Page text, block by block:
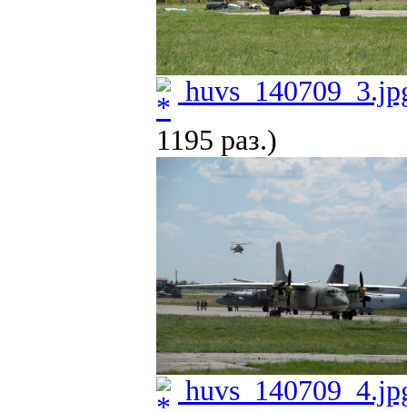
1195 раз.)